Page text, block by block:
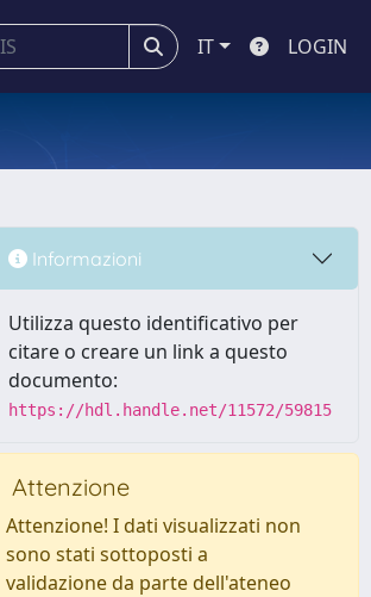
IT LOGIN
Informazioni
Utilizza questo identificativo per
citare o creare un link a questo
documento:
https://hdl.handle.net/11572/59815
Attenzione
Attenzione! I dati visualizzati non
sono stati sottoposti a
validazione da parte dell'ateneo